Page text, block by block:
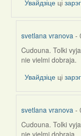
vranova
Увайдзіце ці
svetlana vranova -
In
reply
to
Harrier
Cudouna. Tolki
nie vielmi dobraja.
Увайдзіце ці
svetlana vranova -
In
Cudouna. Tolki
nie vielmi dobraja.